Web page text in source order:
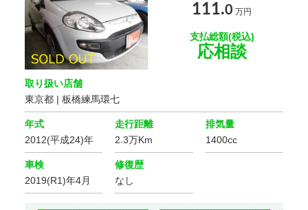
年式
車体の色
選択する
価格
111.0 万円
支払総額(税込)
応相談
取り扱い店舗
東京都 | 板橋練馬環七
年式
2012(平成24)年
走行距離
2.3万Km
排気量
1400cc
車検
2019(R1)年4月
修復歴
なし